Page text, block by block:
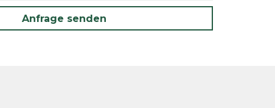
Anfrage senden